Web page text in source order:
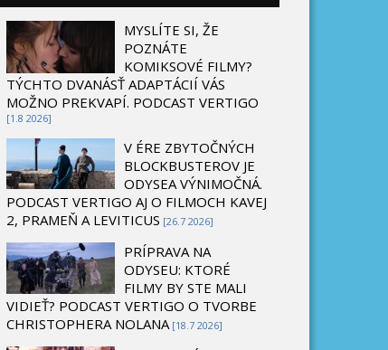
MYSLÍTE SI, ŽE
POZNÁTE
KOMIKSOVÉ FILMY?
TÝCHTO DVANÁSŤ ADAPTÁCIÍ VÁS
MOŽNO PREKVAPÍ. PODCAST VERTIGO
[1.8 2026]
V ÉRE ZBYTOČNÝCH
BLOCKBUSTEROV JE
ODYSEA VÝNIMOČNÁ.
PODCAST VERTIGO AJ O FILMOCH KAVEJ
2, PRAMEŇ A LEVITICUS [26.7 2026]
PRÍPRAVA NA
ODYSEU: KTORÉ
FILMY BY STE MALI
VIDIEŤ? PODCAST VERTIGO O TVORBE
CHRISTOPHERA NOLANA [18.7 2026]